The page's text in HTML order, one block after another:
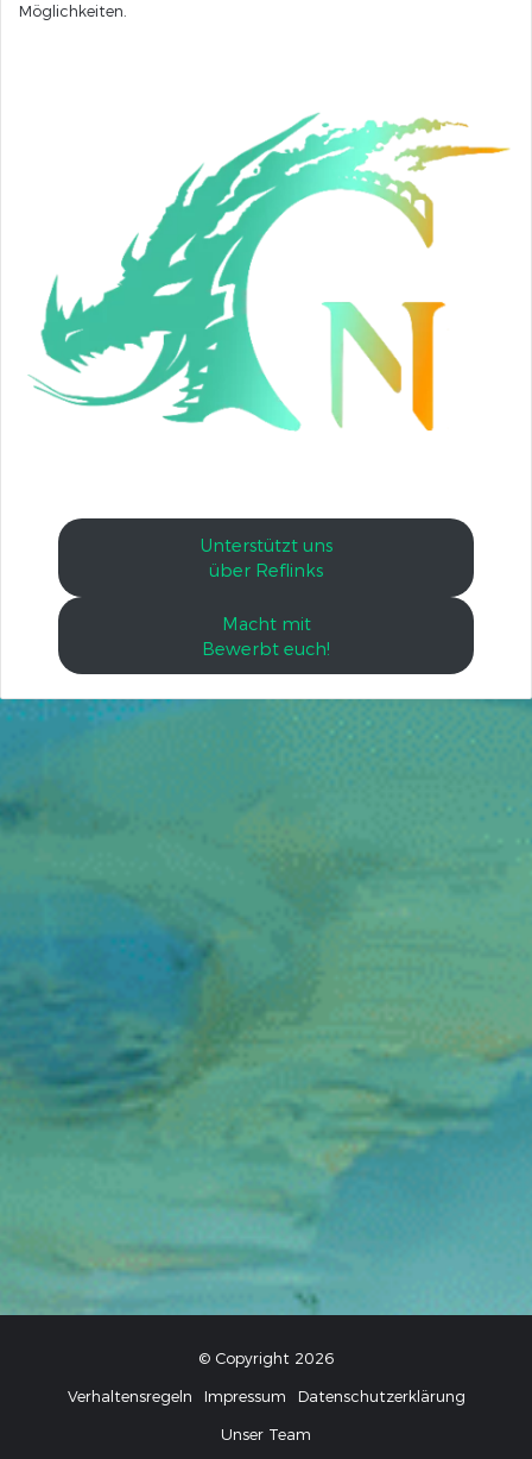
Möglichkeiten.
Unterstützt uns
über Reflinks
Macht mit
Bewerbt euch!
© Copyright 2026
Verhaltensregeln
Impressum
Datenschutzerklärung
Unser Team